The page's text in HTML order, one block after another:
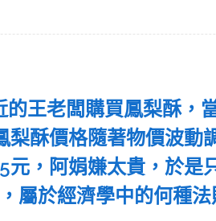
的王老闆購買鳳梨酥，
梨酥價格隨著物價波動
元，阿娟嫌太貴，於是
屬於經濟學中的何種法